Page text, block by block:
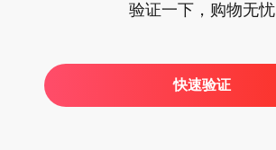
验证一下，购物无忧
快速验证